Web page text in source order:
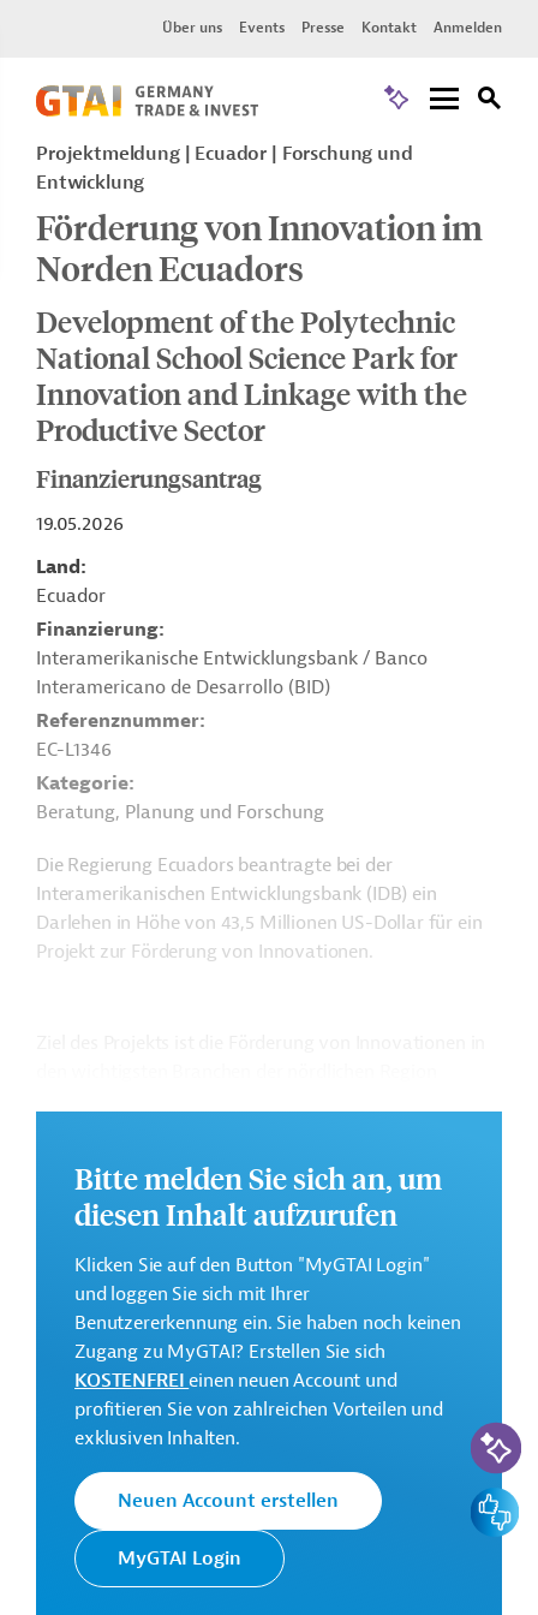
Über uns Events Presse Kontakt Anmelden
Projektmeldung Ecuador
Forschung und
Entwicklung
Förderung von Innovation im
Norden Ecuadors
Development of the Polytechnic
National School Science Park for
Innovation and Linkage with the
Productive Sector
Finanzierungsantrag
19.05.2026
Land
Ecuador
Finanzierung
Interamerikanische Entwicklungsbank / Banco
Interamericano de Desarrollo (BID)
Referenznummer
EC-L1346
Kategorie
Beratung, Planung und Forschung
Die Regierung Ecuadors beantragte bei der
Interamerikanischen Entwicklungsbank (IDB) ein
Darlehen in Höhe von 43,5 Millionen US-Dollar für ein
Projekt zur Förderung von Innovationen.
sollen die Entwicklung und Weiterverbreitung
wissenschaftlicher Erkenntnisse durch die EPN
und den Akteueren der Schwerpunktbranchen
intensiviert werden.
Weitere Informationen zu dem geplanten
Entwicklungsprojekt finden Sie auf der Webseite der
.
GTAI informiert über dieIDB
: Schwerpunkte, Regularien
und praktische Hinweise zur Geschäftsanbahnung.
Gesamtkosten:
43,5 Millionen US-Dollar
Geberbeitrag:
Bitte melden Sie sich an, um
diesen Inhalt aufzurufen
Klicken Sie auf den Button "MyGTAI Login"
und loggen Sie sich mit Ihrer
Benutzererkennung ein. Sie haben noch keinen
Zugang zu MyGTAI? Erstellen Sie sich
KOSTENFREIeinen neuen Account und
profitieren Sie von zahlreichen Vorteilen und
exklusiven Inhalten.
Neuen Account erstellen
MyGTAI Login
KI-